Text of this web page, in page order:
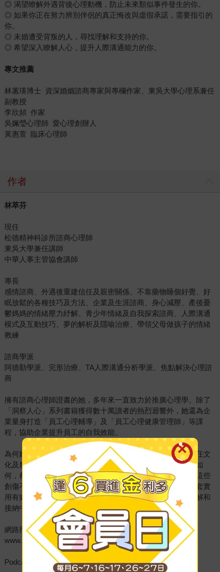
◎ 渴望瞭解外遇背後心理動機，防止未來類似事件發生的你。
◎ 如果你正在努力辨別伴侶的真正悔改與虛假承諾，需要指引的
你。
◎ 未婚遭受背叛的人，尋找理解和支持的你。
◎ 希望深入瞭解人心，提升人際溝通能力的你。
專文推薦
林蕙瑛博士 資深婚姻諮商專家與專欄作家、東吳大學心理系兼任
副教授
李欣頻 作家
吳姵瑩心理師 愛心理創辦人
黃惠萱 臨床心理師
作者
林萃芬
現任
松德精神科診所諮商心理師
東吳大學兼任講師
中華人事主管協會講師
專長
感情諮商、外遇後重建信任及親密關係、不靠藥物睡個好覺、好
眠放鬆的各種技巧及方法、企業及生涯諮商、身心減壓、產後憂
鬱媽媽的情緒壓力紓解、青少年情緒及自我探索諮商、人際溝通
模式及互動技巧、夢的解析及隱喻治療、帶領父母做孩子的情緒
教練
諮商學派
阿德勒學派、完形治療、TA人際溝通分析學派、焦點解決心理諮
商
擁有諮商心理師證書的她，多年來一直致力於推廣心理學。除了
「洞察人心」系列書籍獲得數十萬讀者的熱烈迴響外，她還為企
業量身打造「員工心理輔導」及「員工心理健康管理師」等課
程，協助企業提升員工的自我效能。
為何她能在企業界與心理諮商界橫跨成功？實際上，她曾擔任文
化及服務業顧問近十年。她認為，每一場外遇，無論其形式如
何，都是對情感的背叛，對伴侶的極大傷害。她深知，療癒這些
創傷不僅需要時間，更需要正確的態度和方法。她發展出一套實
用有效的方法，溫柔而堅定的引導，讓受傷的心靈能夠在理解和
接納中找到力量，讓關係能在真誠和寬容中重建。
網路部落格：林萃芬諮商心理師的生活EQ樂園
www.fannyeq.com.tw
Podcast：林萃芬心理師洞察人心時間